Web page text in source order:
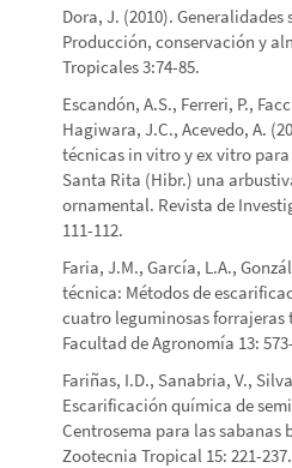
Dora, J. (2010). Generalidades
Producción, conservación y
Tropicales 3:74-85.
Escandón, A.S., Ferreri, P.,
Hagiwara, J.C., Acevedo, A.
técnicas in vitro y ex vitro
Santa Rita (Hibr.) una
ornamental. Revista de
111-112.
Faria, J.M., García, L.A.,
técnica: Métodos de
cuatro leguminosas forrajeras
Facultad de Agronomía 13:
Fariñas, I.D., Sanabria, V.,
Escarificación química de
Centrosema para las sabanas
Zootecnia Tropical 15: 221-237.